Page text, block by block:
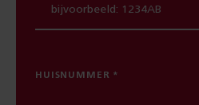
HUISNUMMER